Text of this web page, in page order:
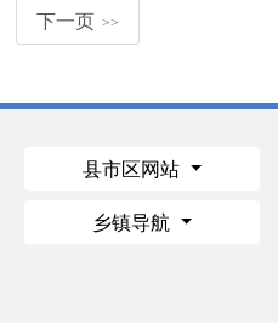
下一页 >>
县市区网站
乡镇导航